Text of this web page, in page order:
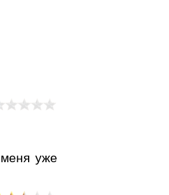
уже